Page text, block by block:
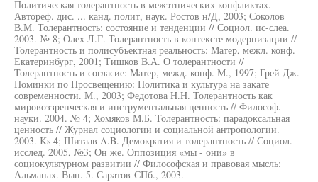
Политическая толерантность в межэтнических конфликтах.
Автореф. дис. ... канд. полит, наук. Ростов н/Д, 2003; Соколов
В.М. Толерантность: состояние и тенденции // Социол. ис-слеа.
2003. № 8; Олех Л.Г. Толерантность в контексте модернизации //
Толерантность и полисубъектная реальность: Матер, межл. конф.
Екатеринбург, 2001; Тишков В.А. О толерантности //
Толерантность и согласие: Матер, межд. конф. М., 1997; Грей Дж.
Поминки по Просвещению: Политика и культура на закате
современности. М., 2003; Федотова H.H. Толерантность как
мировоззренческая и инструментальная ценность // Философ.
науки. 2004. № 4; Хомяков М.Б. Толерантность: парадоксальная
ценность // Журнал социологии и социальной антропологии.
2003. Ks 4; Шитаав A.B. Демократия и толерантность // Социол.
исслед. 2005, №3; Он же. Оппозиция «мы - они» в
социокультурном развитии // Философская и правовая мысль:
Альманах. Вып. 5. Саратов-СПб., 2003.